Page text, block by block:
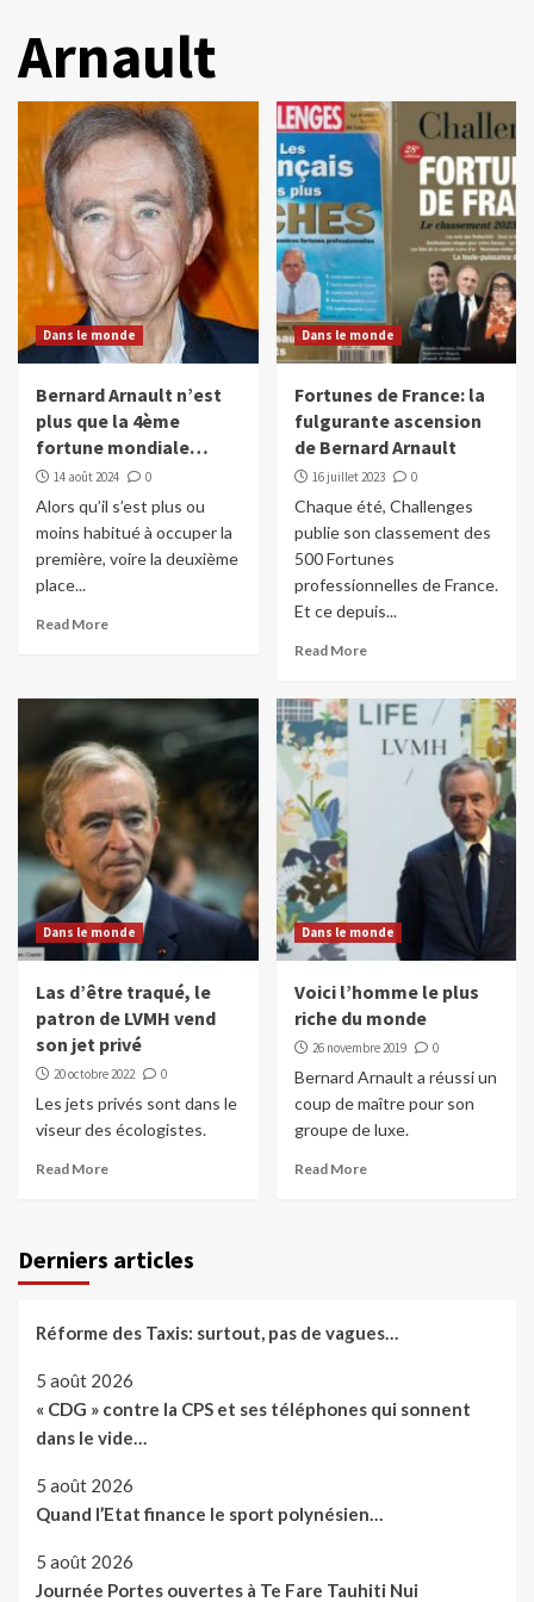
Arnault
Dans le monde
Bernard Arnault n’est
plus que la 4ème
fortune mondiale…
14 août 2024 0
Alors qu’il s’est plus ou
moins habitué à occuper la
première, voire la deuxième
place...
Read More
Dans le monde
Fortunes de France: la
fulgurante ascension
de Bernard Arnault
16 juillet 2023 0
Chaque été, Challenges
publie son classement des
500 Fortunes
professionnelles de France.
Et ce depuis...
Read More
Dans le monde
Las d’être traqué, le
patron de LVMH vend
son jet privé
20 octobre 2022 0
Les jets privés sont dans le
viseur des écologistes.
Read More
Dans le monde
Voici l’homme le plus
riche du monde
26 novembre 2019 0
Bernard Arnault a réussi un
coup de maître pour son
groupe de luxe.
Read More
Derniers articles
Réforme des Taxis: surtout, pas de vagues…
5 août 2026
« CDG » contre la CPS et ses téléphones qui sonnent
dans le vide…
5 août 2026
Quand l’Etat finance le sport polynésien…
5 août 2026
Journée Portes ouvertes à Te Fare Tauhiti Nui